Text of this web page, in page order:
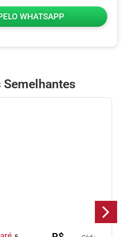
WHATSAPP
Semelhantes